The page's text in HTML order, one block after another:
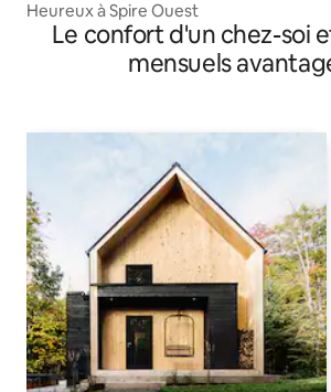
Heureux à Spire Ouest
Le confort d'un chez-soi
mensuels